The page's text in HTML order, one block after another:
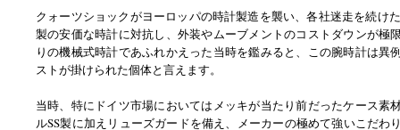
クォーツショックがヨーロッパの時計製造を襲い、各社迷走を続け
製の安価な時計に対抗し、外装やムーブメントのコストダウンが極
りの機械式時計であふれかえった当時を鑑みると、この腕時計は異
ストが掛けられた個体と言えます。
当時、特にドイツ市場においてはメッキが当たり前だったケース素
ルSS製に加えリューズガードを備え、メーカーの極めて強いこだわ